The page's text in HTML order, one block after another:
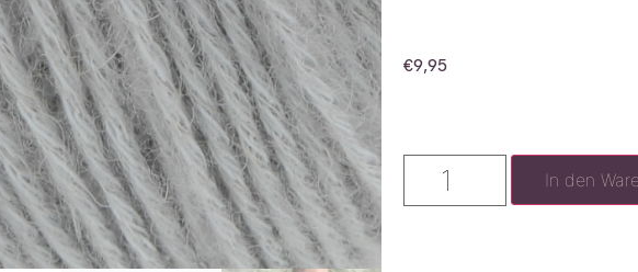
€9,95
In den